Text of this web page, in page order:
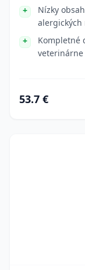
Nízky
alergických
Kompletné
veterinárne
53.7 €